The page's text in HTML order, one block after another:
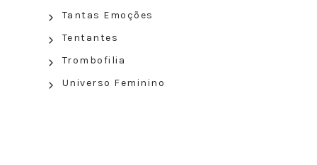
Tantas Emoções
Tentantes
Trombofilia
Universo Feminino